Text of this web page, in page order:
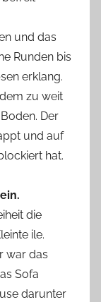
und das
Runden bis
erklang.
zu weit
Der
und auf
hat.
die
ile.
war das
Sofa
darunter